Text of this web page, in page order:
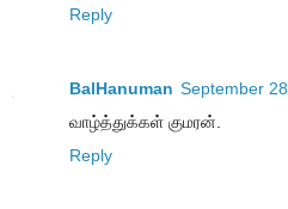
Reply
BalHanuman September
வாழ்த்துக்கள் குமரன்.
Reply